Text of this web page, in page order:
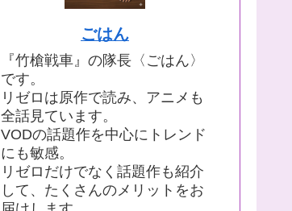
ごはん
『竹槍戦車』の隊長〈ごはん〉
です。
リゼロは原作で読み、アニメも
全話見ています。
VODの話題作を中心にトレンド
にも敏感。
リゼロだけでなく話題作も紹介
して、たくさんのメリットをお